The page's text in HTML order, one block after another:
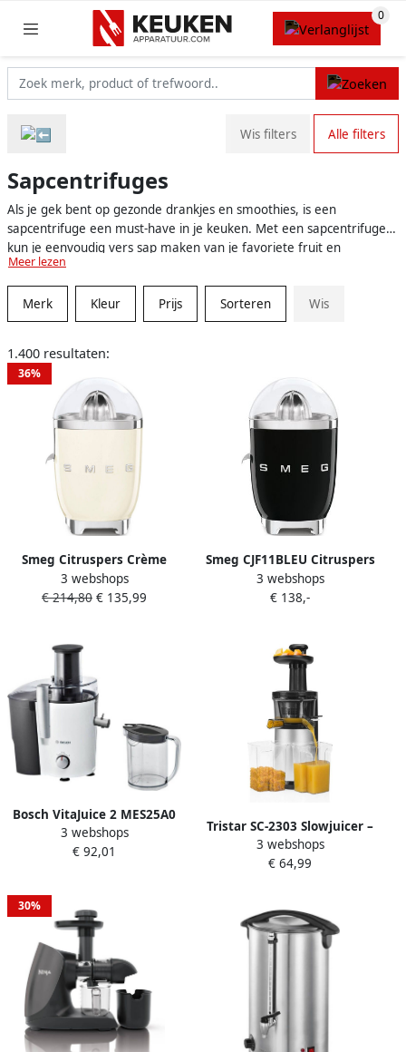
Wis filters Alle filters
Sapcentrifuges
Als je gek bent op gezonde drankjes en smoothies, is een
sapcentrifuge een must-have in je keuken. Met een sapcentrifuge
kun je eenvoudig vers sap maken van je favoriete fruit en
groenten, waardoor je niet alleen geld bespaart op dure kant-en-
klare sappen, maar ook profiteert van de maximale
voedingswaarde van verse ingrediënten. Bovendien bespaar je tijd,
aangezien je in een handomdraai een gezonde en verfrissende
wilt genieten van een smaakvolle verfrissing tijdens een warme
zomerdag.
Meer lezen
Merk Kleur Prijs Sorteren Wis
1.400 resultaten:
36%
Smeg Citruspers Crème
CJF11CREU | Citruspersen |
Keuken&Koken
3 webshops
€ 214,80 € 135,99
Smeg CJF11BLEU Citruspers
Elektrische Citruspers 70W
RVS Filter
'50s Style Zwart
3 webshops
€ 138,-
Bosch VitaJuice 2 MES25A0
Sapcentrifuge Wit
3 webshops
€ 92,01
Tristar SC-2303 Slowjuicer –
Behoud van alle vitaminen
– Geschikt voor harde en
3 webshops
€ 64,99
30%